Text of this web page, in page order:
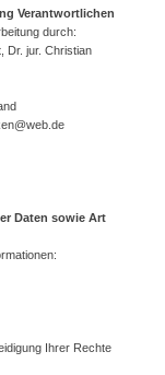
Verantwortlichen
durch:
Dr. jur. Christian
Daten sowie Art
Ihrer Rechte